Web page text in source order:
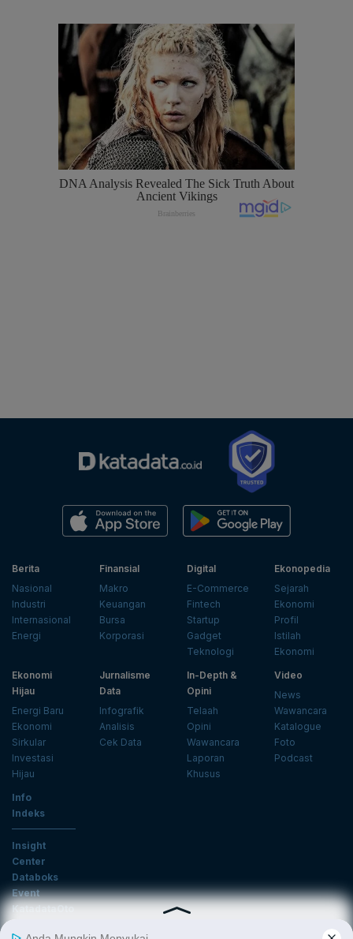
Berita
Nasional
Industri
Internasional
Energi
Finansial
Makro
Keuangan
Bursa
Korporasi
Digital
E-Commerce
Fintech
Startup
Gadget
Teknologi
Ekonopedia
Sejarah
Ekonomi
Profil
Istilah
Ekonomi
Ekonomi
Hijau
Energi Baru
Ekonomi
Sirkular
Investasi
Hijau
Jurnalisme
Data
Infografik
Analisis
Cek Data
In-Depth &
Opini
Telaah
Opini
Wawancara
Laporan
Khusus
Video
News
Wawancara
Katalogue
Foto
Podcast
Info
Indeks
Insight
Center
Databoks
Event
KatadataOto